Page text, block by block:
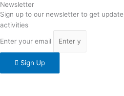
Newsletter
Sign up to our newsletter to get
activities
Enter your email
Sign Up